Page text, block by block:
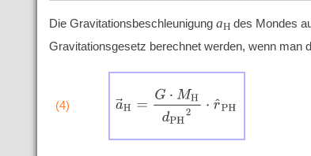
Die GravitationsbeschleunigungaH des Mondes
Gravitationsgesetz berechnet werden, wenn man
(4)
a G⋅M HdPH